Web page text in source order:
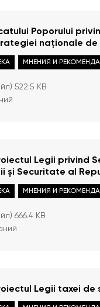
Poporului
naționale de
2030”
522.5 KB
МНЕНИЯ И
Legii privind
și Securitate al
Legii privind
şi
666.4 KB
МНЕНИЯ И
Legii taxei de